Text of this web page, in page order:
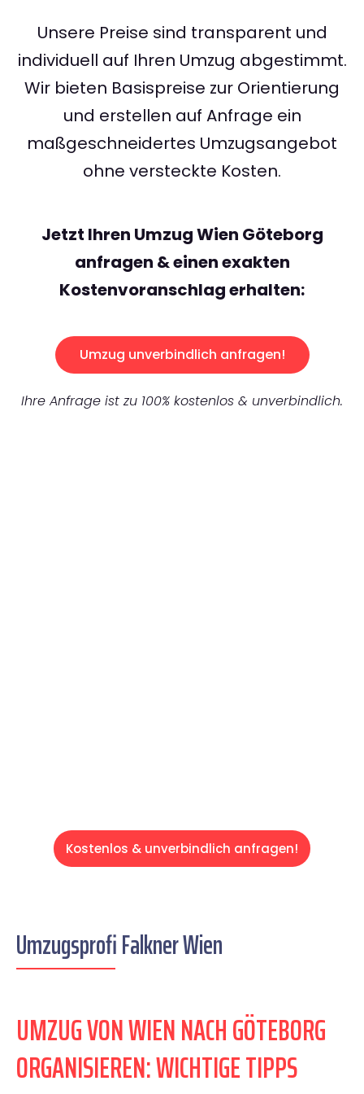
Unsere Preise sind transparent und
individuell auf Ihren Umzug abgestimmt.
Wir bieten Basispreise zur Orientierung
und erstellen auf Anfrage ein
maßgeschneidertes Umzugsangebot
ohne versteckte Kosten.
Jetzt Ihren Umzug Wien Göteborg
anfragen & einen exakten
Kostenvoranschlag erhalten:
Umzug unverbindlich anfragen!
Ihre Anfrage ist zu 100% kostenlos & unverbindlich.
Kostenlos & unverbindlich anfragen!
Umzugsprofi Falkner Wien
UMZUG VON WIEN NACH GÖTEBORG
ORGANISIEREN: WICHTIGE TIPPS